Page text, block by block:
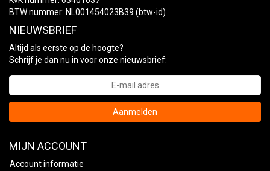
BTW nummer: NL001454023B39 (btw-id)
NIEUWSBRIEF
Altijd als eerste op de hoogte?
Schrijf je dan nu in voor onze nieuwsbrief:
Aanmelden
MIJN ACCOUNT
Account informatie